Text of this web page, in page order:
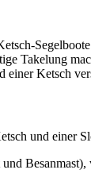
Takelung
Ketsch
und einer